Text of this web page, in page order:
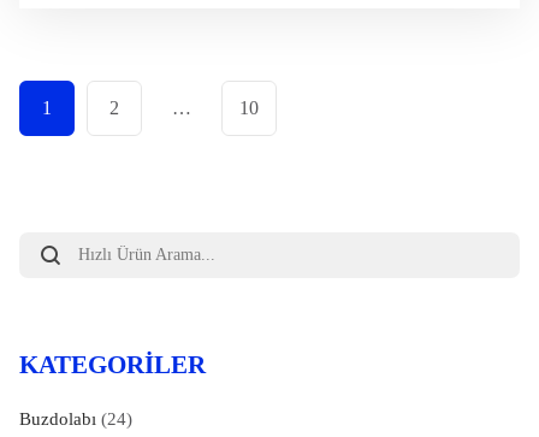
1 2 … 10
search
KATEGORILER
Buzdolabı(24)